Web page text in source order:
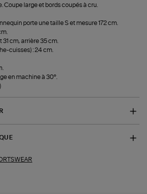
Coupe large et bords coupés à cru.
porte une taille S et mesure 172 cm.
31 cm, arrière 35 cm.
cuisses) : 24 cm.
en machine à 30°.